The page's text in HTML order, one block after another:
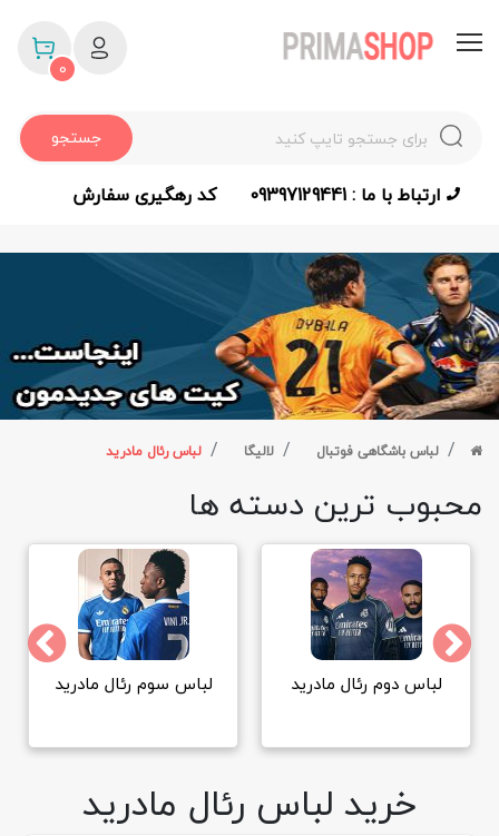
جستجو
0
ارتباط با ما : 09397129441 کد رهگیری سفارش
لباس باشگاهی فوتبال لالیگا لباس رئال مادرید
محبوب ترین دسته ها
لباس سوم رئال مادرید
پیراهن رئال مادرید |
خرید لباس رئال مادرید